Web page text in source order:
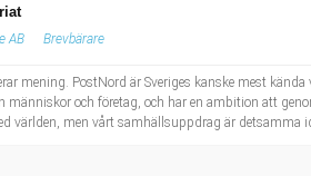
AB Brevbärare
mening. PostNord är Sveriges kanske mest
människor och företag, och har en ambition att
världen, men vårt samhällsuppdrag är detsamma